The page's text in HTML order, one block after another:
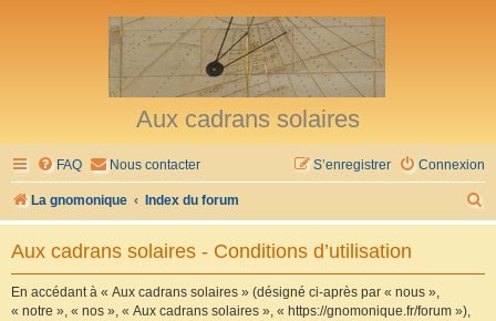
Aux cadrans solaires
FAQ Nous contacter Connexion
S’enregistrer
La gnomonique Index du forum
e
Aux cadrans solaires - Conditions d’utilisation
En accédant à « Aux cadrans solaires » (désigné ci-après par « nous »,
« notre », « nos », « Aux cadrans solaires », « https://gnomonique.fr/forum »),